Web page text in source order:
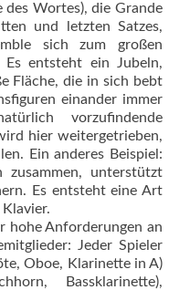
Wortes), die Grande
und letzten Satzes,
sich zum großen
Es entsteht ein Jubeln,
Fläche, die in sich bebt
einander immer
vorzufindende
hier weitergetrieben,
Ein anderes Beispiel:
unterstützt
Es entsteht eine Art
Klavier.
hohe Anforderungen an
Jeder Spieler
Oboe, Klarinette in A)
Bassklarinette),